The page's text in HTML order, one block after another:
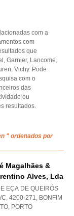
com a
com
que
Garnier, Lancome,
Vichy. Pode
com o
das
ou
resultados.
" ordenados por
Magalhães &
Alves, Lda
EÇA DE QUEIRÓS
C, 4200-271, BONFIM
, PORTO